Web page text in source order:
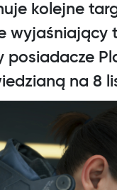
kolejne
wyjaśniający
posiadacze
na 8